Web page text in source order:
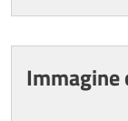
Immagine